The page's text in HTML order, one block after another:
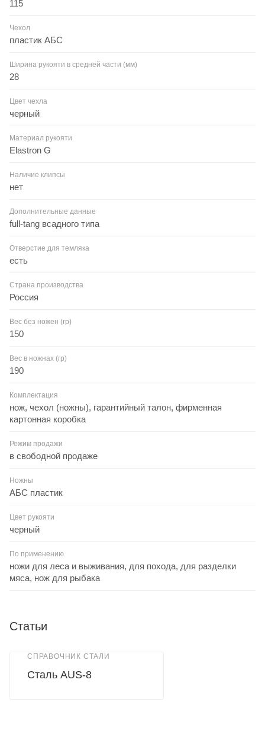
115
Чехол
пластик АБС
Ширина рукояти в средней части (мм)
28
Цвет чехла
черный
Материал рукояти
Elastron G
Наличие клипсы
нет
Дополнительные данные
full-tang всадного типа
Отверстие для темляка
есть
Страна производства
Россия
Вес без ножен (гр)
150
Вес в ножнах (гр)
190
Комплектация
нож, чехол (ножны), гарантийный талон, фирменная
картонная коробка
Режим продажи
в свободной продаже
Ножны
АБС пластик
Цвет рукояти
черный
По применению
ножи для леса и выживания, для похода, для разделки
мяса, нож для рыбака
Статьи
СПРАВОЧНИК СТАЛИ
Сталь AUS-8